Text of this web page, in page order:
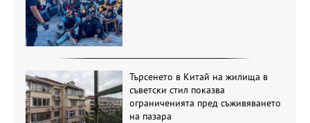
Търсенето в Китай на жилища в
съветски стил показва
ограниченията пред съживяването
на пазара